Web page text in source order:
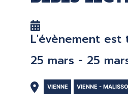
ORDINATEUR
PORTAGE À
DOCUMENTS
PROLONGER -
EN CAS DE RETARD
MON COMPTE
POUR LES PROS
L'évènement est
25 mars - 25
VIENNE VIENNE -